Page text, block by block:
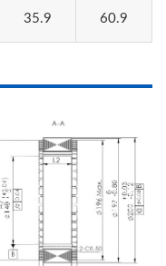
35.9 60.9